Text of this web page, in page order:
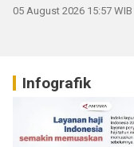
05 August 2026 15:57 WIB
Infografik